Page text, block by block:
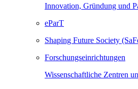
Innovation, Gründung und
eParT
Shaping Future Society
Forschungseinrichtungen
Wissenschaftliche Zentren